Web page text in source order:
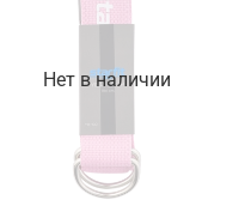
Нет в наличии